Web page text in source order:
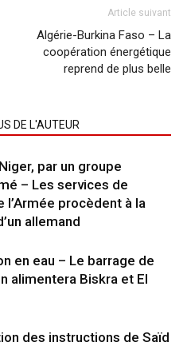
Article suivant
Algérie-Burkina Faso – La
coopération énergétique
reprend de plus belle
DE L'AUTEUR
par un groupe
– Les services de
l’Armée procèdent à la
allemand
en eau – Le barrage de
alimentera Biskra et El
des instructions de Saïd